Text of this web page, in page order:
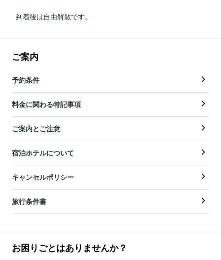
到着後は自由解散です。
ご案内
予約条件
料金に関わる特記事項
ご案内とご注意
宿泊ホテルについて
キャンセルポリシー
旅行条件書
お困りごとはありませんか？